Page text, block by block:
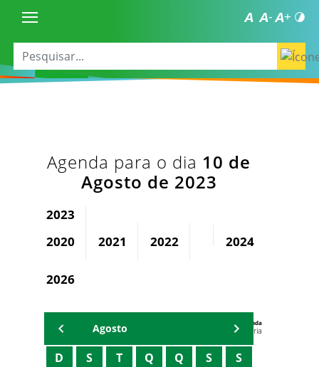
Agenda para o dia 10 de
Agosto de 2023
2023
2020
2021 2022 2024
2026
Agenda
Universitária
Agosto
D S T Q Q S S